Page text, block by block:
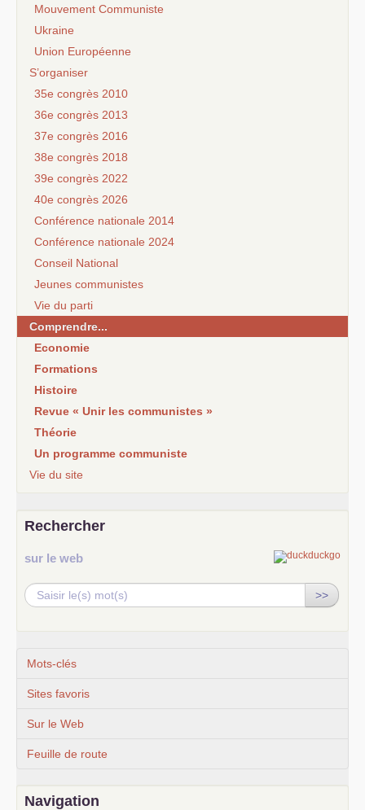
Mouvement Communiste
Ukraine
Union Européenne
S’organiser
35e congrès 2010
36e congrès 2013
37e congrès 2016
38e congrès 2018
39e congrès 2022
40e congrès 2026
Conférence nationale 2014
Conférence nationale 2024
Conseil National
Jeunes communistes
Vie du parti
Comprendre...
Economie
Formations
Histoire
Revue « Unir les communistes »
Théorie
Un programme communiste
Vie du site
Rechercher
sur le web
>>
Mots-clés
Sites favoris
Sur le Web
Feuille de route
Navigation